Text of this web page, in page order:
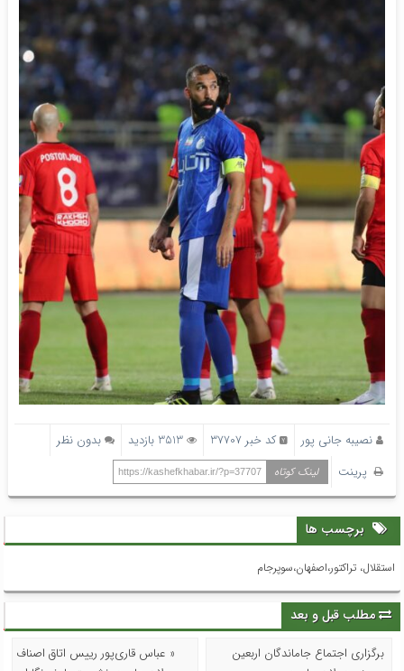
نصیبه جانی پور کد خبر 37707 3513 بازدید
بدون نظر
پرینت
لینک کوتاه https://kashefkhabar.ir/?p=37707
برچسب ها
استقلال، تراکتور،اصفهان،سوپرجام
مطلب قبل و بعد
برگزاری اجتماع جاماندگان اربعین
« عباس قاری‌پور رییس اتاق اصناف